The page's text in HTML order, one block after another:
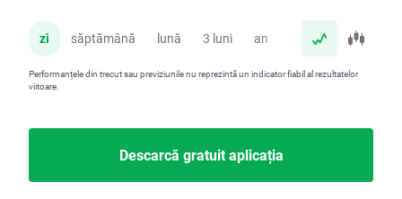
zi săptămână lună 3 luni an
Performanțele din trecut sau previziunile nu reprezintă un indicator fiabil al rezultatelor
viitoare.
Descarcă gratuit aplicația